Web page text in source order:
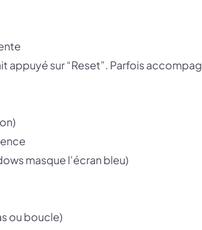
appuyé sur “Reset”. Parfois
masque l’écran bleu)
ou boucle)